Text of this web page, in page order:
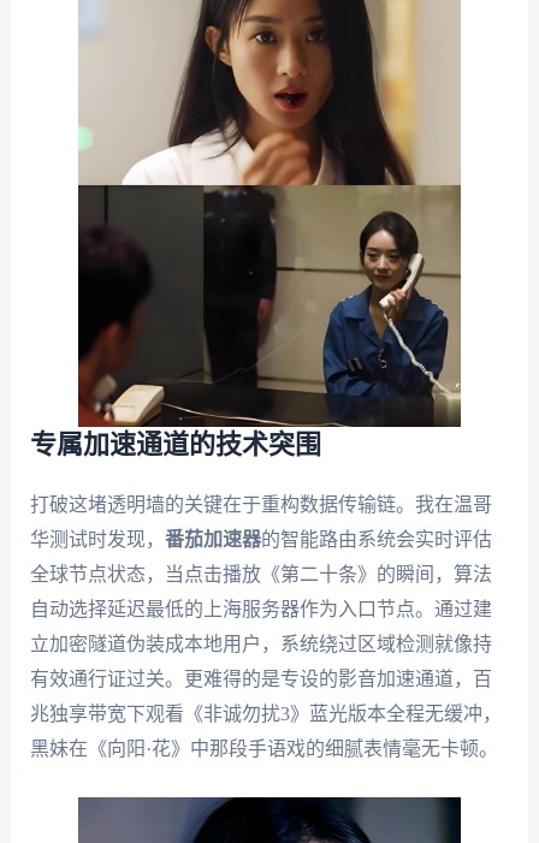
专属加速通道的技术突围
打破这堵透明墙的关键在于重构数据传输链。我在温哥
华测试时发现， 番茄加速器的智能路由系统会实时评估
全球节点状态，当点击播放《第二十条》的瞬间，算法
自动选择延迟最低的上海服务器作为入口节点。通过建
立加密隧道伪装成本地用户，系统绕过区域检测就像持
有效通行证过关。更难得的是专设的影音加速通道，百
兆独享带宽下观看《非诚勿扰3》蓝光版本全程无缓冲，
黑妹在《向阳·花》中那段手语戏的细腻表情毫无卡顿。